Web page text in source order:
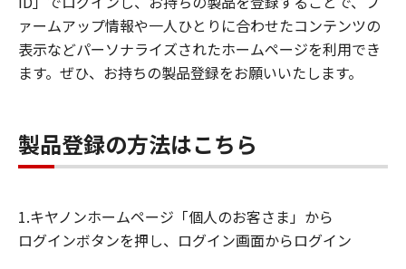
ァームアップ情報や一人ひとりに合わせたコンテンツの
表示などパーソナライズされたホームページを利用でき
ます。ぜひ、お持ちの製品登録をお願いいたします。
製品登録の方法はこちら
1.キヤノンホームページ「個人のお客さま」から
ログインボタンを押し、ログイン画面からログイン